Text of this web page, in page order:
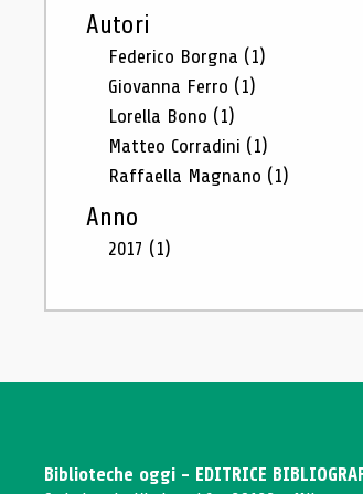
Autori
Federico Borgna (1)
Giovanna Ferro (1)
Lorella Bono (1)
Matteo Corradini (1)
Raffaella Magnano (1)
Anno
2017 (1)
Biblioteche oggi - EDITRICE